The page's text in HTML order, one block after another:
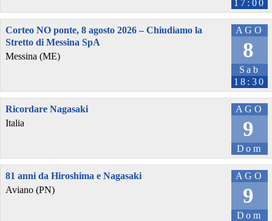
17:00
AGO
8
Sab
18:30
Corteo NO ponte, 8 agosto 2026 – Chiudiamo la
Stretto di Messina SpA
Messina (ME)
AGO
9
Dom
Ricordare Nagasaki
Italia
AGO
9
Dom
81 anni da Hiroshima e Nagasaki
Aviano (PN)